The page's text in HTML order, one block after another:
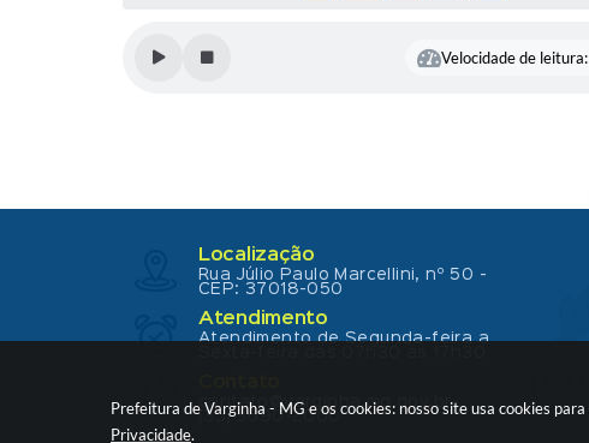
Prefeitura de Varginha - MG e os cookies: nosso site usa cookies
Privacidade.
Velocidade de leitura:
Localização
Rua Júlio Paulo Marcellini, nº 50 -
CEP: 37018-050
Atendimento
Atendimento de Segunda-feira a
contato@varginha.mg.gov.br
(35) 3690-2000